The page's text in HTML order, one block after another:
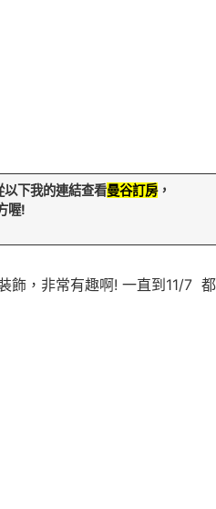
下我的連結查看曼谷訂房，
喔!
，非常有趣啊! 一直到11/7